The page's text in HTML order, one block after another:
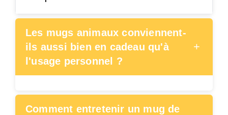
Les mugs animaux conviennent-
ils aussi bien en cadeau qu'à
l'usage personnel ?
+
Comment entretenir un mug de